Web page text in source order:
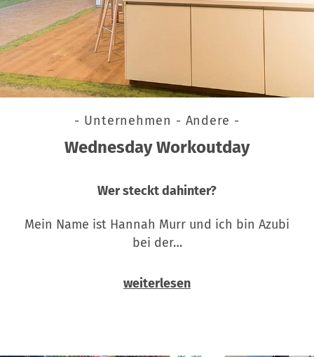
- Unternehmen - Andere -
Wednesday Workoutday
Wer steckt dahinter?
Mein Name ist Hannah Murr und ich bin Azubi
bei der…
weiterlesen